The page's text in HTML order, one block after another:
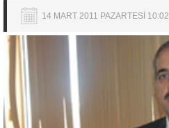
14 MART 2011 PAZARTESİ 10:02